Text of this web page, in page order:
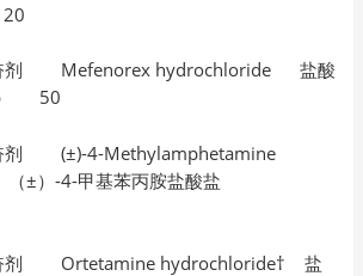
奋剂 Mefenorex hydrochloride 盐酸
50
剂 (±)-4-Methylamphetamine
±）-4-甲基苯丙胺盐酸盐
奋剂 Ortetamine hydrochloride† 盐